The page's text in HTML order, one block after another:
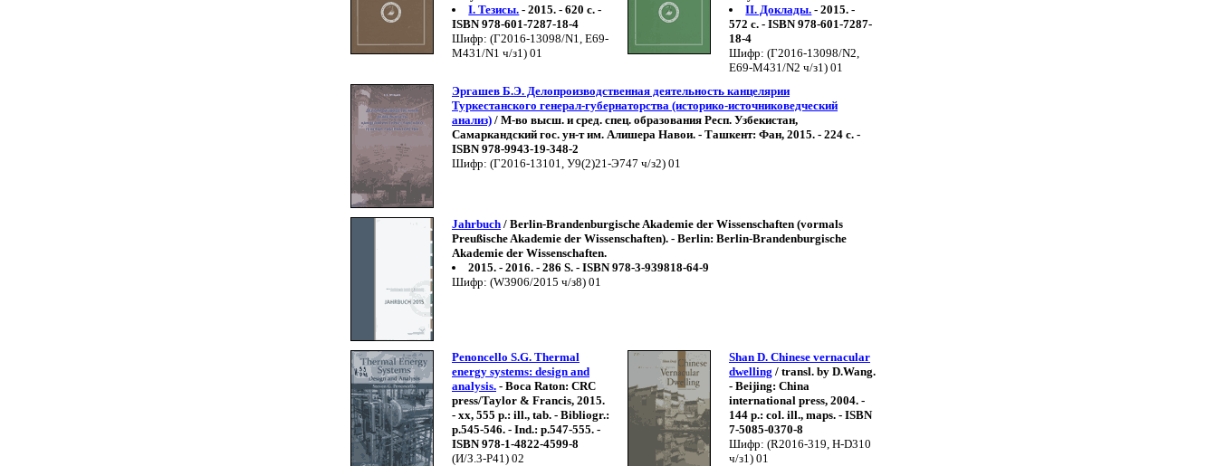
I. Тезисы. - 2015. - 620 с. -
ISBN 978-601-7287-18-4
Шифр: (Г2016-13098/N1, Е69-
М431/N1 ч/з1) 01
II. Доклады. - 2015. -
572 с. - ISBN 978-601-7287-
18-4
Шифр: (Г2016-13098/N2,
Е69-М431/N2 ч/з1) 01
Эргашев Б.Э. Делопроизводственная деятельность канцелярии
Туркестанского генерал-губернаторства (историко-источниковедческий
анализ) / М-во высш. и сред. спец. образования Респ. Узбекистан,
Самаркандский гос. ун-т им. Алишера Навои. - Ташкент: Фан, 2015. - 224 c. -
ISBN 978-9943-19-348-2
Шифр: (Г2016-13101, У9(2)21-Э747 ч/з2) 01
Jahrbuch / Berlin-Brandenburgische Akademie der Wissenschaften (vormals
Preußische Akademie der Wissenschaften). - Berlin: Berlin-Brandenburgische
Akademie der Wissenschaften.
2015. - 2016. - 286 S. - ISBN 978-3-939818-64-9
Шифр: (W3906/2015 ч/з8) 01
Penoncello S.G. Thermal
energy systems: design and
analysis. - Boca Raton: CRC
press/Taylor & Francis, 2015.
- xx, 555 p.: ill., tab. - Bibliogr.:
p.545-546. - Ind.: p.547-555. -
ISBN 978-1-4822-4599-8
(И/З.3-P41) 02
Shan D. Chinese vernacular
dwelling / transl. by D.Wang.
- Beijing: China
international press, 2004. -
144 p.: col. ill., maps. - ISBN
7-5085-0370-8
Шифр: (R2016-319, Н-D310
ч/з1) 01